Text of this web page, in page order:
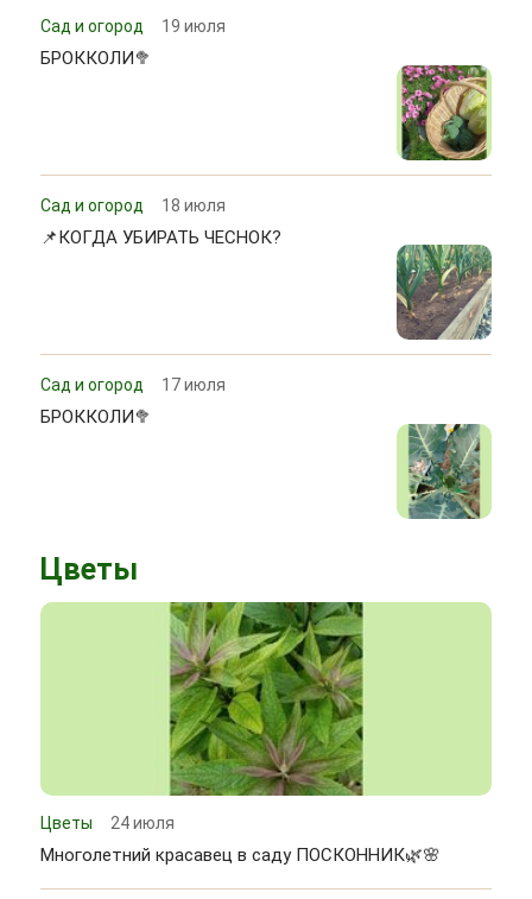
Сад и огород 19 июля
БРОККОЛИ🥦
Сад и огород 18 июля
📌КОГДА УБИРАТЬ ЧЕСНОК?
Сад и огород 17 июля
БРОККОЛИ🥦
Цветы
Цветы 24 июля
Многолетний красавец в саду ПОСКОННИК🌿🌸